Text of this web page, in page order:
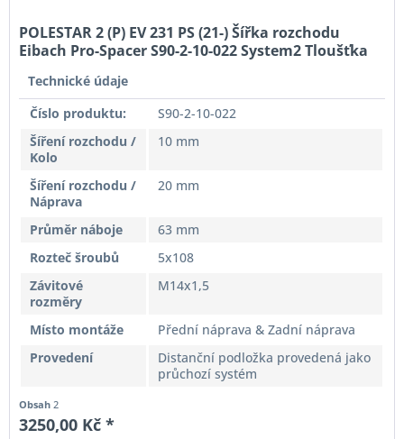
POLESTAR 2 (P) EV 231 PS (21-) Šířka rozchodu
Eibach Pro-Spacer S90-2-10-022 System2 Tloušťka
Technické údaje
Číslo produktu:
S90-2-10-022
Šíření rozchodu /
Kolo
10 mm
Šíření rozchodu /
Náprava
20 mm
Průměr náboje
63 mm
Rozteč šroubů
5x108
Závitové
rozměry
M14x1,5
Místo montáže
Přední náprava & Zadní náprava
Provedení
Distanční podložka provedená jako
průchozí systém
Obsah 2
3250,00 Kč *